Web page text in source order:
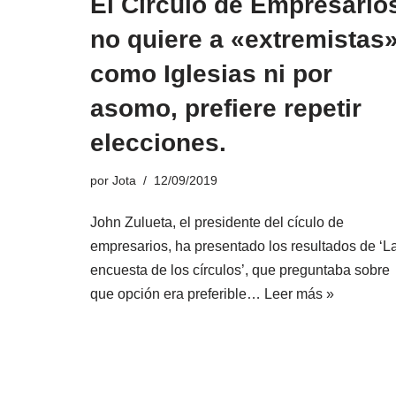
no quiere a
como Iglesias ni por
asomo, prefiere repetir
elecciones.
por Jota 12/09/2019
John Zulueta, el presidente del cículo de
empresarios, ha presentado los resultados de
encuesta de los círculos’, que preguntaba sobre
que opción era preferible… Leer más »